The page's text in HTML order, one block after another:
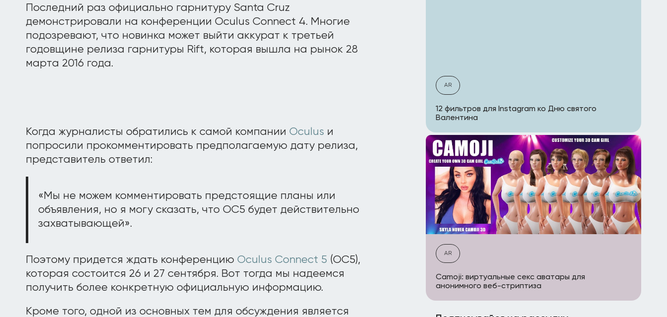
Последний раз официально гарнитуру Santa Cruz
демонстрировали на конференции Oculus Connect 4. Многие
подозревают, что новинка может выйти аккурат к третьей
годовщине релиза гарнитуры Rift, которая вышла на рынок 28
марта 2016 года.
Когда журналисты обратились к самой компании Oculus и
попросили прокомментировать предполагаемую дату релиза,
представитель ответил:
«Мы не можем комментировать предстоящие планы или
объявления, но я могу сказать, что OC5 будет действительно
захватывающей».
Поэтому придется ждать конференцию Oculus Connect 5 (OC5),
которая состоится 26 и 27 сентября. Вот тогда мы надеемся
получить более конкретную официальную информацию.
Кроме того, одной из основных тем для обсуждения является
AR
12 фильтров для Instagram ко Дню святого
Валентина
AR
Camoji: виртуальные секс аватары для
анонимного веб-стриптиза